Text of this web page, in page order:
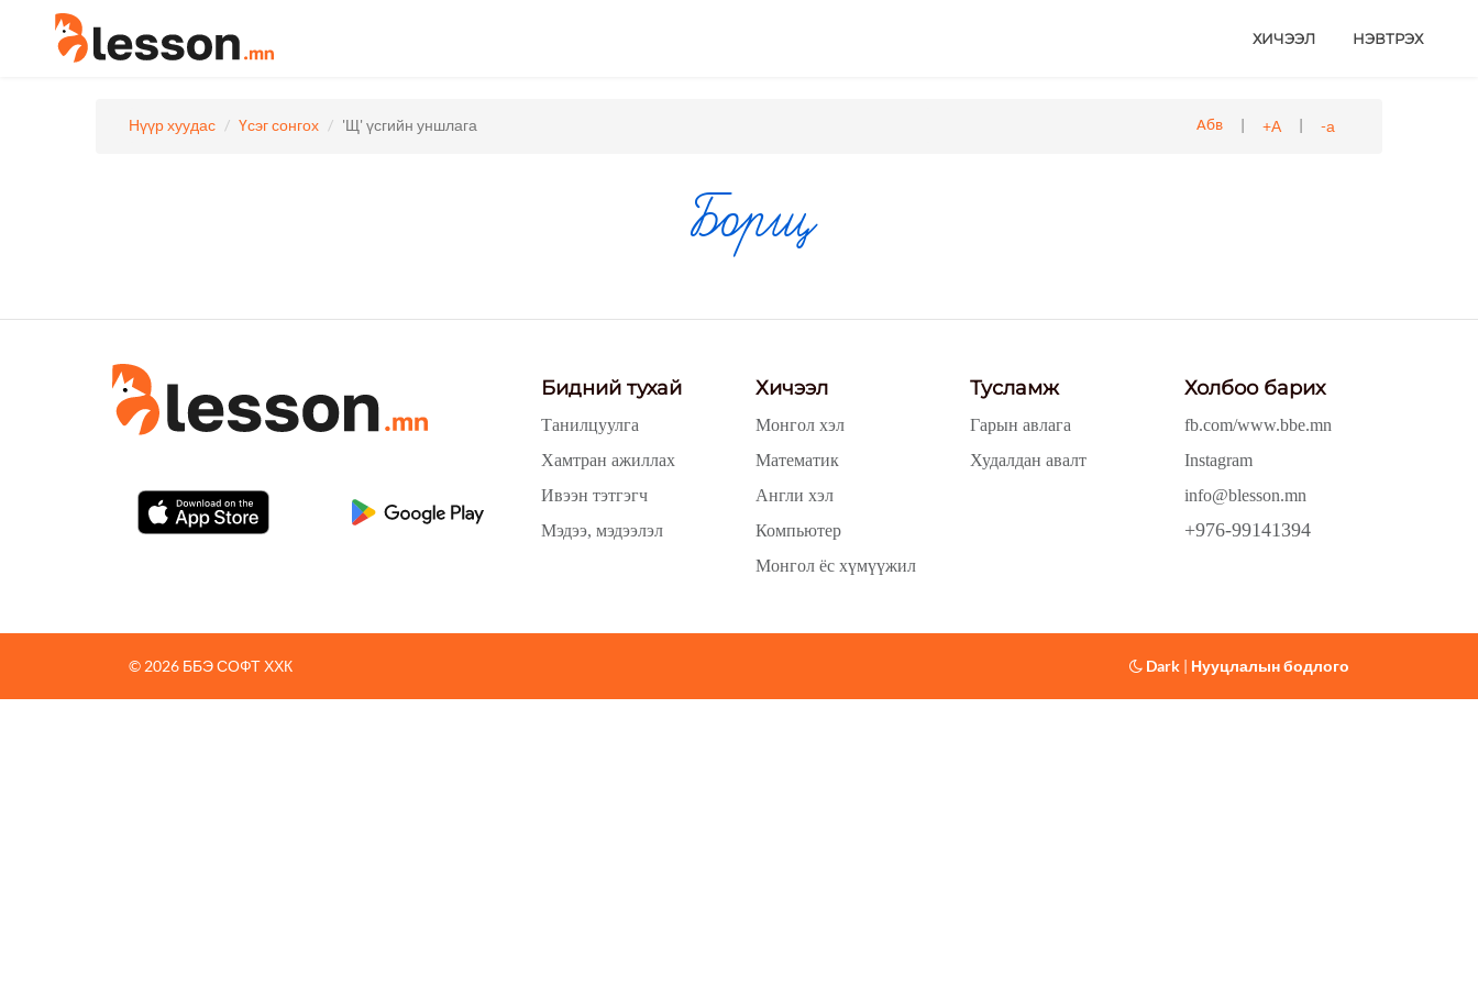
ХИЧЭЭЛ НЭВТРЭХ
Нүүр хуудас Үсэг сонгох 'Щ' үсгийн уншлага Абв | +А | -а
Борщ
Бидний тухай
Танилцуулга
Хамтран ажиллах
Ивээн тэтгэгч
Мэдээ, мэдээлэл
Хичээл
Монгол хэл
Математик
Англи хэл
Компьютер
Монгол ёс хүмүүжил
Тусламж
Гарын авлага
Худалдан авалт
Холбоо барих
fb.com/www.bbe.mn
Instagram
info@blesson.mn
+976-99141394
© 2026 ББЭ СОФТ ХХК Dark | Нууцлалын бодлого